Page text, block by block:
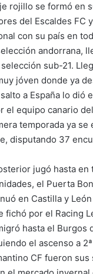
rojillo se formó en
del Escaldes FC
con su país en
andorrana,
sub-21.
jóven donde ya
a España lo dió
el equipo canario
temporada ya se
disputando 37
jugó hasta
el Puerta
en Castilla y
fichó por el Racing
hasta el Burgos
el ascenso a
CF fueron